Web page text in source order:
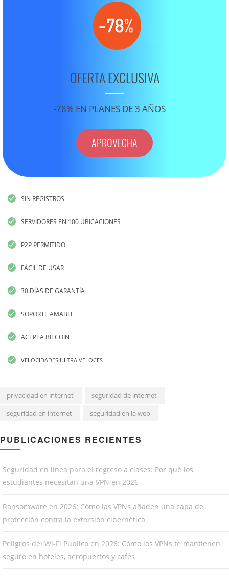
OFERTA EXCLUSIVA
-78% EN PLANES DE 3 AÑOS
APROVECHA
SIN REGISTROS
SERVIDORES EN 100 UBICACIONES
P2P PERMITIDO
FÁCIL DE USAR
30 DÍAS DE GARANTÍA
SOPORTE AMABLE
ACEPTA BITCOIN
VELOCIDADES ULTRA VELOCES
privacidad en internet
seguridad de internet
seguridad en internet
seguridad en la web
PUBLICACIONES RECIENTES
Seguridad en línea para el regreso a clases: Por qué los
estudiantes necesitan una VPN en 2026
Ransomware en 2026: Cómo las VPNs añaden una capa de
protección contra la extorsión cibernética
Peligros del Wi-Fi Público en 2026: Cómo los VPNs te mantienen
seguro en hoteles, aeropuertos y cafés